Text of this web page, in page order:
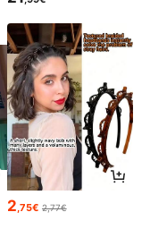
2 ,75€ 2,77€